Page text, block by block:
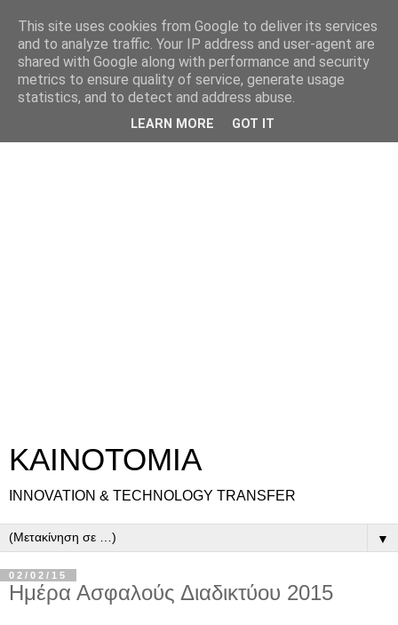
ΚΑΙΝΟΤΟΜΙΑ
INNOVATION & TECHNOLOGY TRANSFER
▼
02/02/15
Ημέρα Ασφαλούς Διαδικτύου 2015
This site uses cookies from Google to deliver its services
and to analyze traffic. Your IP address and user-agent are
shared with Google along with performance and security
metrics to ensure quality of service, generate usage
statistics, and to detect and address abuse.
LEARN MORE GOT IT